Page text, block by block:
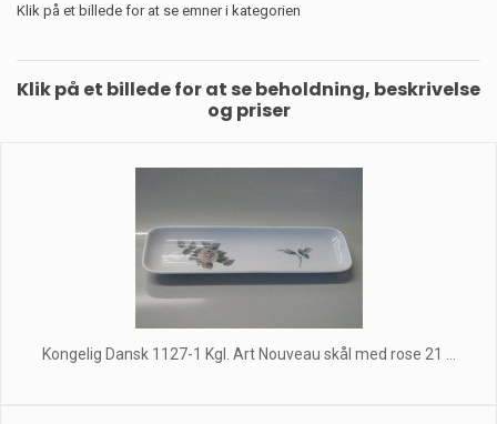
Klik på et billede for at se emner i kategorien
Klik på et billede for at se beholdning, beskrivelse
og priser
Kongelig Dansk 1127-1 Kgl. Art Nouveau skål med rose 21 ...